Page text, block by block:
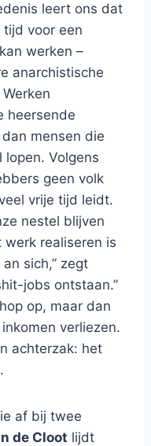
leert ons dat
voor een
werken –
anarchistische
heersende
mensen die
lopen. Volgens
geen volk
vrije tijd leidt.
nestel blijven
realiseren is
sich,” zegt
jobs ontstaan.”
op, maar dan
verliezen.
achterzak: het
af bij twee
de Cloot lijdt